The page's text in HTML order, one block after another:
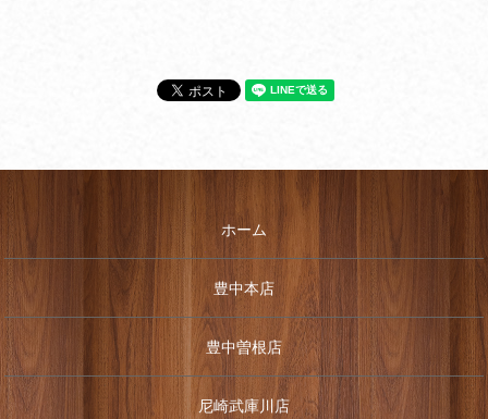
ホーム
豊中本店
豊中曽根店
尼崎武庫川店